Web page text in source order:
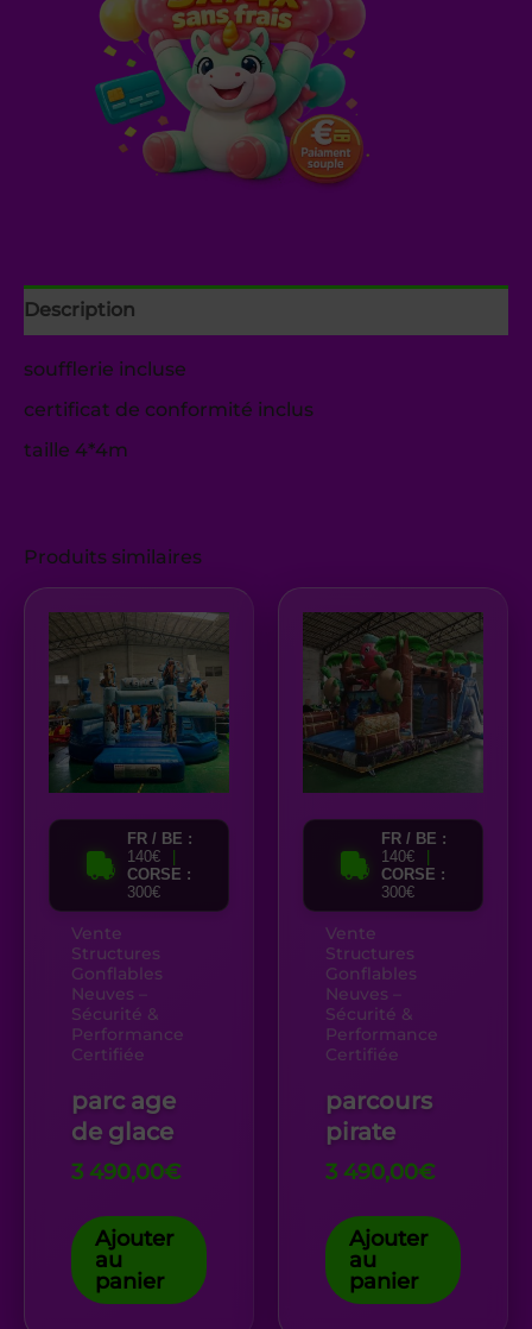
Description
soufflerie incluse
certificat de conformité inclus
taille 4*4m
Produits similaires
FR / BE :
140€
CORSE :
300€
Vente
Structures
Gonflables
Neuves –
Sécurité &
Performance
Certifiée
parc age
de glace
3 490,00€
Ajouter
au
panier
FR / BE :
140€
CORSE :
300€
Vente
Structures
Gonflables
Neuves –
Sécurité &
Performance
Certifiée
parcours
pirate
3 490,00€
Ajouter
au
panier